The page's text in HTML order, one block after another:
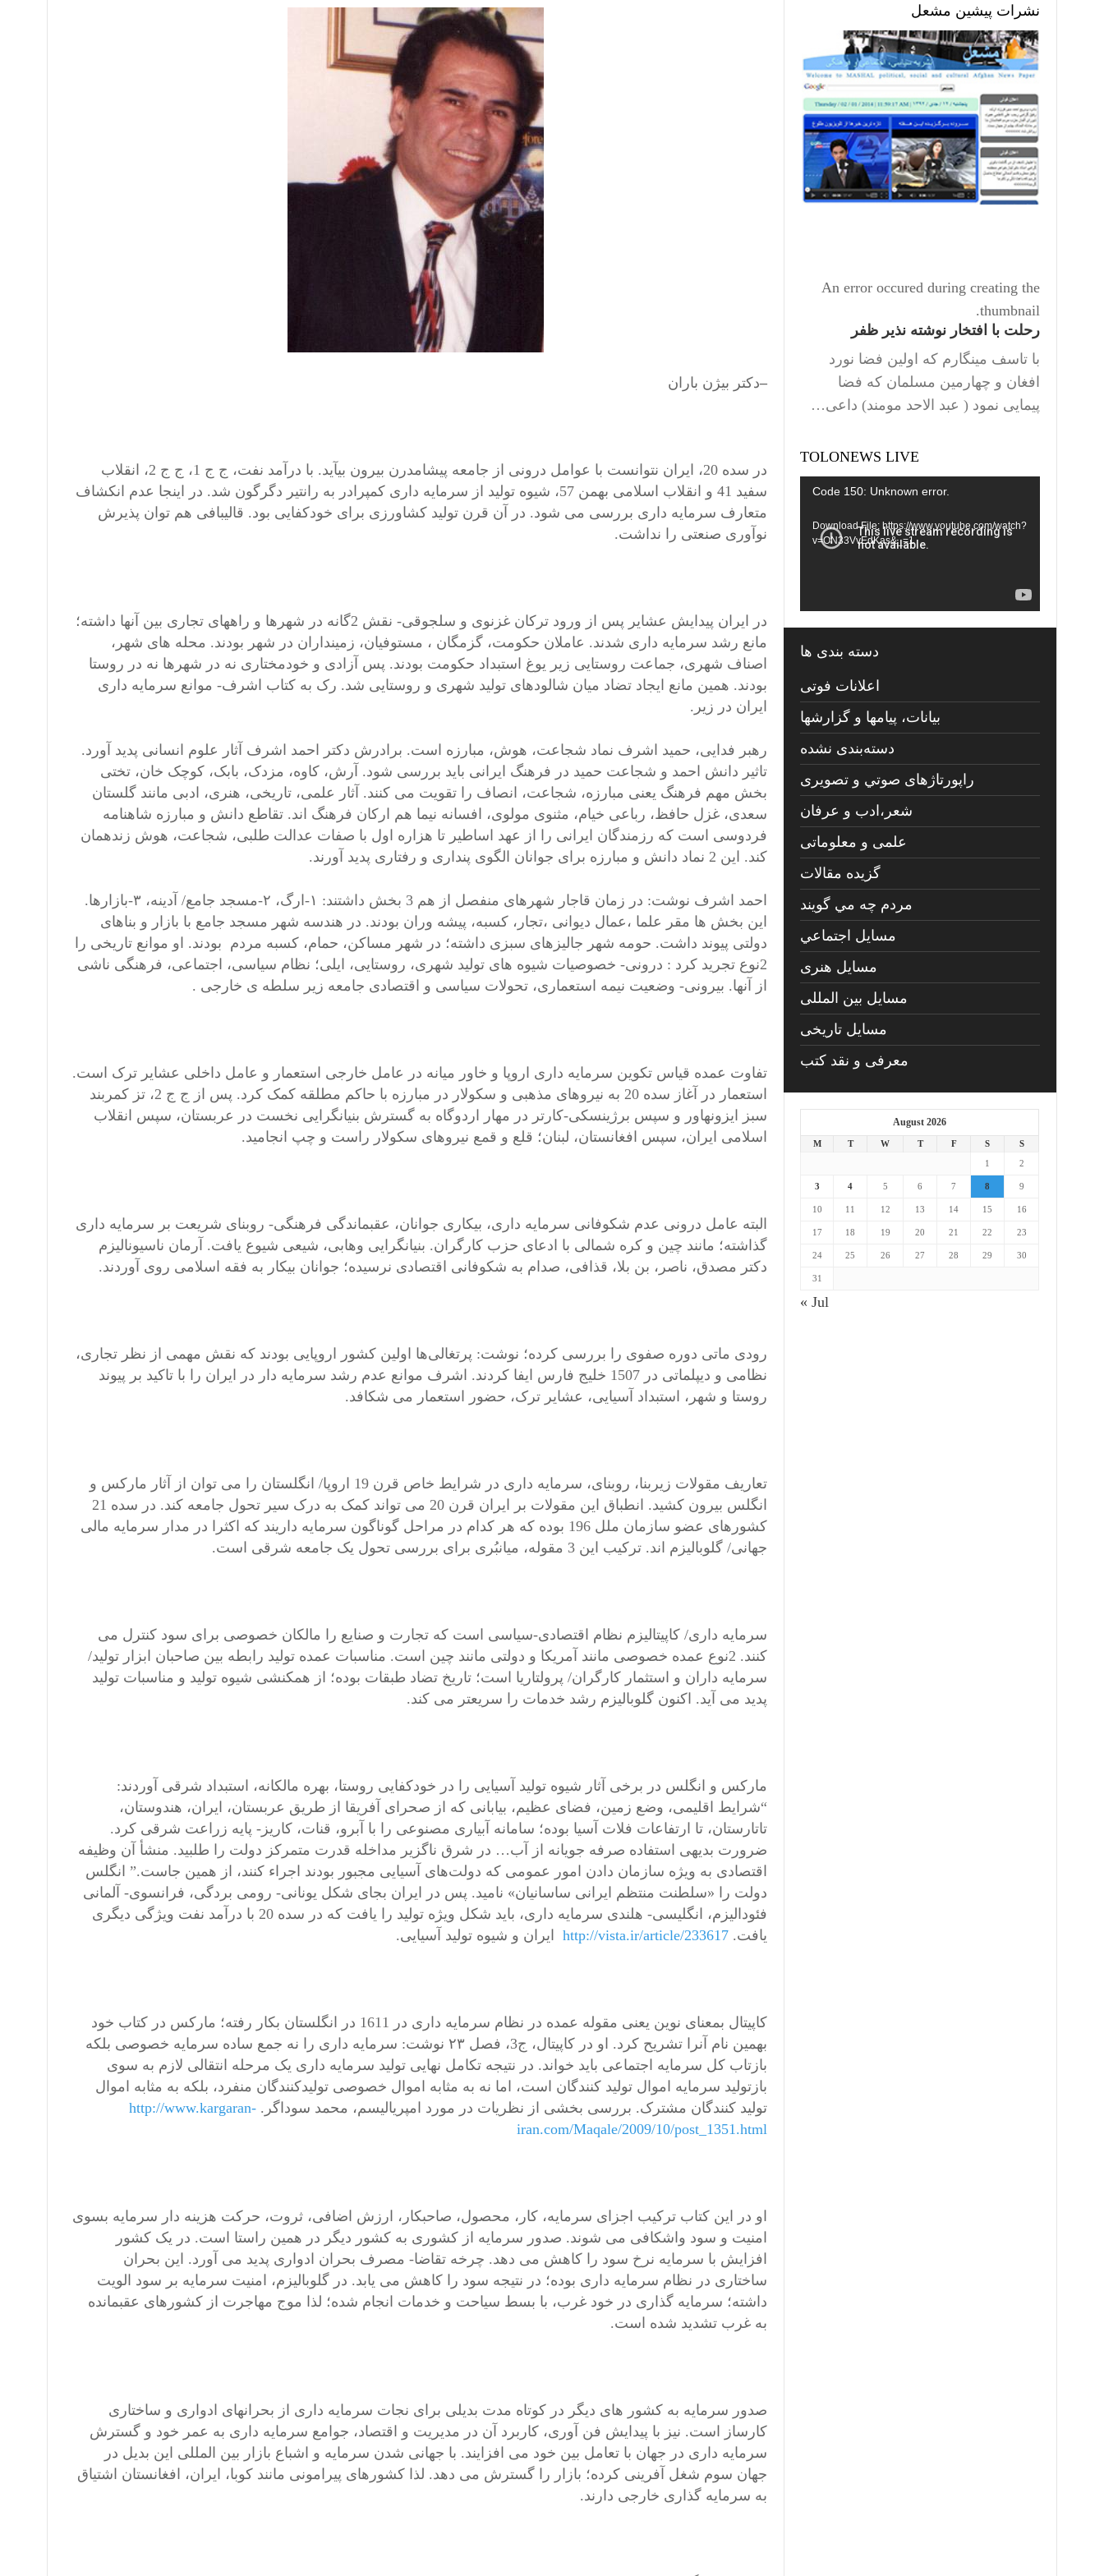
–دکتر بیژن باران
در سده 20، ایران نتوانست با عوامل درونی از جامعه پیشامدرن بیرون بیآید. با درآمد نفت، ج ج 1، ج ج 2، انقلاب
سفید 41 و انقلاب اسلامی بهمن 57، شیوه تولید از سرمایه داری کمپرادر به رانتیر دگرگون شد. در اینجا عدم انکشاف
متعارف سرمایه داری بررسی می شود. در آن قرن تولید کشاورزی برای خودکفایی بود. قالیبافی هم توان پذیرش
نوآوری صنعتی را نداشت.
در ایران پیدایش عشایر پس از ورود ترکان غزنوی و سلجوقی- نقش 2گانه در شهرها و راههای تجاری بین آنها داشته؛
مانع رشد سرمایه داری شدند. عاملان حکومت، گزمگان ، مستوفیان، زمینداران در شهر بودند. محله های شهر،
اصناف شهری، جماعت روستایی زیر یوغ استبداد حکومت بودند. پس آزادی و خودمختاری نه در شهرها نه در روستا
بودند. همین مانع ایجاد تضاد میان شالودهای تولید شهری و روستایی شد. رک به کتاب اشرف- موانع سرمایه داری
ایران در زیر.
رهبر فدایی، حمید اشرف نماد شجاعت، هوش، مبارزه است. برادرش دکتر احمد اشرف آثار علوم انسانی پدید آورد.
تاثیر دانش احمد و شجاعت حمید در فرهنگ ایرانی باید بررسی شود. آرش، کاوه، مزدک، بابک، کوچک خان، تختی
بخش مهم فرهنگ یعنی مبارزه، شجاعت، انصاف را تقویت می کنند. آثار علمی، تاریخی، هنری، ادبی مانند گلستان
سعدی، غزل حافظ، رباعی خیام، مثنوی مولوی، افسانه نیما هم ارکان فرهنگ اند. تقاطع دانش و مبارزه شاهنامه
فردوسی است که رزمندگان ایرانی را از عهد اساطیر تا هزاره اول با صفات عدالت طلبی، شجاعت، هوش زندهمان
کند. این 2 نماد دانش و مبارزه برای جوانان الگوی پنداری و رفتاری پدید آورند.
احمد اشرف نوشت: در زمان قاجار شهرهای منفصل از هم 3 بخش داشتند: ۱-ارگ، ۲-مسجد جامع/ آدینه، ۳-بازارها.
این بخش ها مقر علما ،عمال دیوانی ،تجار، کسبه، پیشه وران بودند. در هندسه شهر مسجد جامع با بازار و بناهای
دولتی پیوند داشت. حومه شهر جالیزهای سبزی داشته؛ در شهر مساکن، حمام، کسبه مردم بودند. او موانع تاریخی را
2نوع تجرید کرد : درونی- خصوصیات شیوه های تولید شهری، روستایی، ایلی؛ نظام سیاسی، اجتماعی، فرهنگی ناشی
از آنها. بیرونی- وضعیت نیمه استعماری، تحولات سیاسی و اقتصادی جامعه زیر سلطه ی خارجی .
تفاوت عمده قیاس تکوین سرمایه داری اروپا و خاور میانه در عامل خارجی استعمار و عامل داخلی عشایر ترک است.
استعمار در آغاز سده 20 به نیروهای مذهبی و سکولار در مبارزه با حاکم مطلقه کمک کرد. پس از ج ج 2، تز کمربند
سبز ایزونهاور و سپس برژینسکی-کارتر در مهار اردوگاه به گسترش بنیانگرایی نخست در عربستان، سپس انقلاب
اسلامی ایران، سپس افغانستان، لبنان؛ قلع و قمع نیروهای سکولار راست و چپ انجامید.
البته عامل درونی عدم شکوفانی سرمایه داری، بیکاری جوانان، عقبماندگی فرهنگی- روبنای شریعت بر سرمایه داری
گذاشته؛ مانند چین و کره شمالی با ادعای حزب کارگران. بنیانگرایی وهابی، شیعی شیوع یافت. آرمان ناسیونالیزم
دکتر مصدق، ناصر، بن بلا، قذافی، صدام به شکوفانی اقتصادی نرسیده؛ جوانان بیکار به فقه اسلامی روی آوردند.
رودی ماتی دوره صفوی را بررسی کرده؛ نوشت: پرتغالی‌ها اولین کشور اروپایی بودند که نقش مهمی از نظر تجاری،
نظامی و دیپلماتی در 1507 خلیج فارس ایفا کردند. اشرف موانع عدم رشد سرمایه دار در ایران را با تاکید بر پیوند
روستا و شهر، استبداد آسیایی، عشایر ترک، حضور استعمار می شکافد.
تعاریف مقولات زیربنا، روبنای، سرمایه داری در شرایط خاص قرن 19 اروپا/ انگلستان را می توان از آثار مارکس و
انگلس بیرون کشید. انطباق این مقولات بر ایران قرن 20 می تواند کمک به درک سیر تحول جامعه کند. در سده 21
کشورهای عضو سازمان ملل 196 بوده که هر کدام در مراحل گوناگون سرمایه داریند که اکثرا در مدار سرمایه مالی
جهانی/ گلوبالیزم اند. ترکیب این 3 مقوله، میانبُری برای بررسی تحول یک جامعه شرقی است.
سرمایه داری/ کاپیتالیزم نظام اقتصادی-سیاسی است که تجارت و صنایع را مالکان خصوصی برای سود کنترل می
کنند. 2نوع عمده خصوصی مانند آمریکا و دولتی مانند چین است. مناسبات عمده تولید رابطه بین صاحبان ابزار تولید/
سرمایه داران و استثمار کارگران/ پرولتاریا است؛ تاریخ تضاد طبقات بوده؛ از همکنشی شیوه تولید و مناسبات تولید
پدید می آید. اکنون گلوبالیزم رشد خدمات را سریعتر می کند.
مارکس و انگلس در برخی آثار شیوه تولید آسیایی را در خودکفایی روستا، بهره مالکانه، استبداد شرقی آوردند:
“شرایط اقلیمی، وضع زمین، فضای عظیم، بیابانی که از صحرای آفریقا از طریق عربستان، ایران، هندوستان،
تاتارستان، تا ارتفاعات فلات آسیا بوده؛ سامانه آبیاری مصنوعی را با آبرو، قنات، کاریز- پایه زراعت شرقی کرد.
ضرورت بدیهی استفاده صرفه جویانه از آب… در شرق ناگزیر مداخله قدرت متمرکز دولت را طلبید. منشأ آن وظیفه
اقتصادی به ویژه سازمان دادن امور عمومی که دولت‌های آسیایی مجبور بودند اجراء کنند، از همین جاست.” انگلس
دولت را «سلطنت منتظم ایرانی ساسانیان» ‌نامید. پس در ایران بجای شکل یونانی- رومی بردگی، فرانسوی- آلمانی
فئودالیزم، انگلیسی- هلندی سرمایه داری، باید شکل ویژه تولید را یافت که در سده 20 با درآمد نفت ویژگی دیگری
یافت. http://vista.ir/article/233617ایران و شیوه تولید آسیایی.
کاپیتال بمعنای نوین یعنی مقوله عمده در نظام سرمایه داری در 1611 در انگلستان بکار رفته؛ مارکس در کتاب خود
بهمین نام آنرا تشریح کرد. او در کاپيتال، ج3، فصل ۲۳ نوشت: سرمايه داری را نه جمع ساده سرمايه خصوصی بلکه
بازتاب کل سرمايه اجتماعی باید خواند. در نتيجه تکامل نهايی توليد سرمايه داری يک مرحله انتقالی لازم به سوی
بازتوليد سرمايه اموال توليد کنندگان است، اما نه به مثابه اموال خصوصی توليدکنندگان منفرد، بلکه به مثابه اموال
توليد کنندگان مشترک. بررسی بخشی از نظريات در مورد امپرياليسم، محمد سوداگر. http://www.kargaran-
iran.com/Maqale/2009/10/post_1351.html
او در این کتاب ترکيب اجزای سرمايه، کار، محصول، صاحبکار، ارزش اضافی، ثروت، حرکت هزینه دار سرمايه بسوی
امنیت و سود واشکافی می شوند. صدور سرمايه از کشوری به کشور ديگر در همين راستا است. در یک کشور
افزایش با سرمايه نرخ سود را کاهش می دهد. چرخه تقاضا- مصرف بحران ادواری پدید می آورد. این بحران
ساختاری در نظام سرمايه داری بوده؛ در نتيجه سود را کاهش می يابد. در گلوبالیزم، امنیت سرمایه بر سود الویت
داشته؛ سرمایه گذاری در خود غرب، با بسط سیاحت و خدمات انجام شده؛ لذا موج مهاجرت از کشورهای عقبمانده
به غرب تشدید شده است.
صدور سرمايه به کشور های ديگر در کوتاه مدت بدیلی برای نجات سرمايه داری از بحرانهای ادواری و ساختاری
کارساز است. نیز با پیدایش فن آوری، کاربرد آن در مدیریت و اقتصاد، جوامع سرمایه داری به عمر خود و گسترش
سرمایه داری در جهان با تعامل بین خود می افزایند. با جهانی شدن سرمايه و اشباع بازار بين المللی اين بدیل در
جهان سوم شغل آفرینی کرده؛ بازار را گسترش می دهد. لذا کشورهای پیرامونی مانند کوبا، ایران، افغانستان اشتیاق
به سرمایه گذاری خارجی دارند.
نشرات پیشین مشعل
An error occured during creating the
thumbnail.
رحلت با افتخار نوشته نذیر ظفر
با تاسف مینگارم که اولین فضا نورد
افغان و چهارمین مسلمان که فضا
پیمایی نمود ( عبد الاحد مومند) داعی…
TOLONEWS LIVE
Video
Code 150: Unknown error.
Download File: https://www.youtube.com/watch?
v=ON33VvEdKas&_=1
دسته بندی ها
اعلانات فوتی
بیانات، پیامها و گزارشها
دسته‌بندی نشده
راپورتاژهای صوتي و تصويری
شعر،ادب و عرفان
علمی و معلوماتی
گزیده مقالات
مردم چه مي گويند
مسايل اجتماعي
مسايل هنری
مسایل بین المللی
مسایل تاریخی
معرفی و نقد کتب
August 2026
M T W T F S
S
1
2
3 4 5 6 7 8 9
10 11 12 13 14 15 16
17 18 19 20 21 22 23
24 25 26 27 28 29 30
31
« Jul